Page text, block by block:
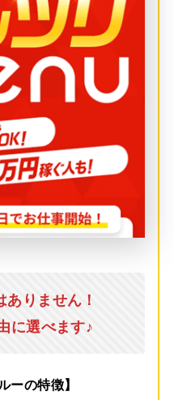
りません！
に選べます♪
ーの特徴】